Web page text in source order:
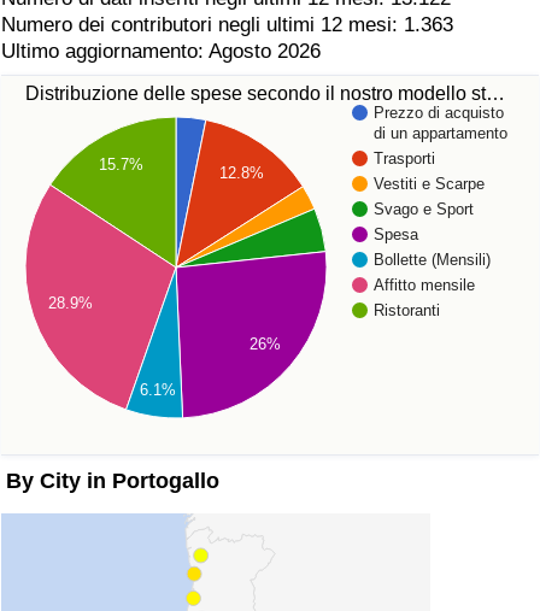
Numero dei contributori negli ultimi 12 mesi: 1.363
Ultimo aggiornamento: Agosto 2026
Distribuzione delle spese secondo il nostro modello st…
Prezzo di acquisto
di un appartamento
Trasporti
Vestiti e Scarpe
Svago e Sport
Spesa
Bollette (Mensili)
Affitto mensile
Ristoranti
12.8%
26%
15.7%
28.9%
6.1%
By City in Portogallo